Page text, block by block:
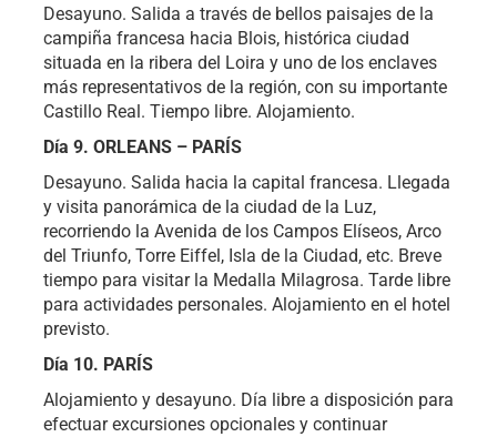
Desayuno. Salida a través de bellos paisajes de la
campiña francesa hacia Blois, histórica ciudad
situada en la ribera del Loira y uno de los enclaves
más representativos de la región, con su importante
Castillo Real. Tiempo libre. Alojamiento.
Día 9. ORLEANS – PARÍS
Desayuno. Salida hacia la capital francesa. Llegada
y visita panorámica de la ciudad de la Luz,
recorriendo la Avenida de los Campos Elíseos, Arco
del Triunfo, Torre Eiffel, Isla de la Ciudad, etc. Breve
tiempo para visitar la Medalla Milagrosa. Tarde libre
para actividades personales. Alojamiento en el hotel
previsto.
Día 10. PARÍS
Alojamiento y desayuno. Día libre a disposición para
efectuar excursiones opcionales y continuar